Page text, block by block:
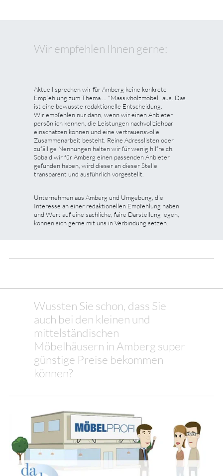
Wir empfehlen Ihnen gerne:
Aktuell sprechen wir für Amberg keine konkrete
Empfehlung zum Thema ... "Massivholzmöbel" aus. Das
ist eine bewusste redaktionelle Entscheidung.
Wir empfehlen nur dann, wenn wir einen Anbieter
persönlich kennen, die Leistungen nachvollziehbar
einschätzen können und eine vertrauensvolle
Zusammenarbeit besteht. Reine Adresslisten oder
zufällige Nennungen halten wir für wenig hilfreich.
Sobald wir für Amberg einen passenden Anbieter
gefunden haben, wird dieser an dieser Stelle
transparent und ausführlich vorgestellt.
Unternehmen aus Amberg und Umgebung, die
Interesse an einer redaktionellen Empfehlung haben
und Wert auf eine sachliche, faire Darstellung legen,
können sich gerne mit uns in Verbindung setzen.
Wussten Sie schon, dass Sie
auch bei den kleinen und
mittelständischen
Möbelhäusern in Amberg super
günstige Preise bekommen
können?